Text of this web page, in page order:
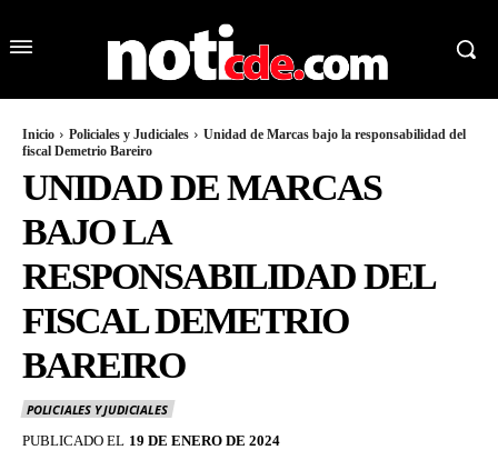
Inicio Policiales y Judiciales
Unidad de Marcas bajo la responsabilidad del
fiscal Demetrio Bareiro
UNIDAD DE MARCAS
BAJO LA
RESPONSABILIDAD DEL
FISCAL DEMETRIO
BAREIRO
POLICIALES Y JUDICIALES
PUBLICADO EL 19 DE ENERO DE 2024